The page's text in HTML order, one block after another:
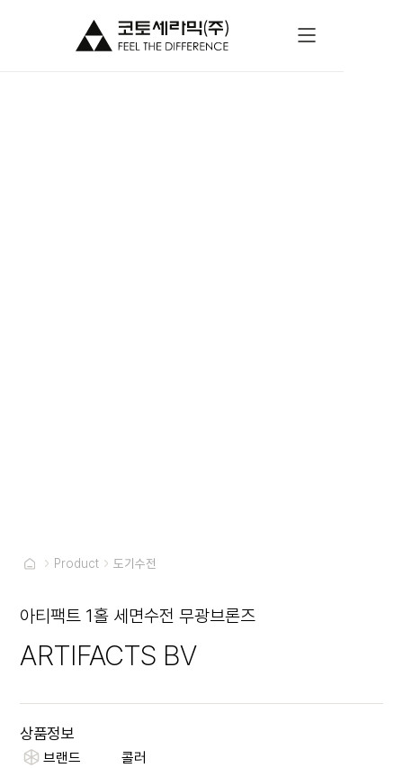
Product 도기수전
아티팩트 1홀 세면수전 무광브론즈
ARTIFACTS BV
상품정보
브랜드
콜러